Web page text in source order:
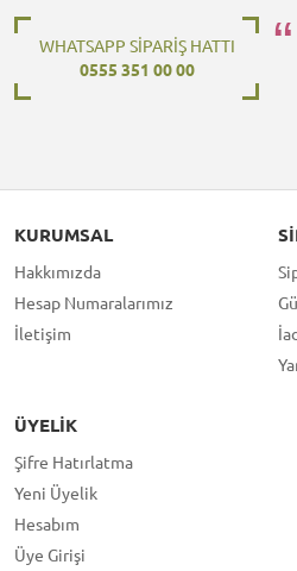
WHATSAPP SİPARİŞ HATTI
0555 351 00 00
KURUMSAL
Hakkımızda
Hesap Numaralarımız
İletişim
ÜYELIK
Şifre Hatırlatma
Yeni Üyelik
Hesabım
Üye Girişi